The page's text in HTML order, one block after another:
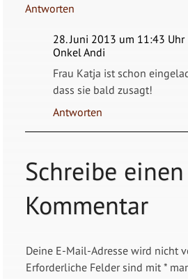
Antworten
28. Juni 2013 um 11:43 Uhr
Onkel Andi
Frau Katja ist schon
dass sie bald zusagt!
Antworten
Schreibe einen
Kommentar
Deine E-Mail-Adresse wird nicht
Erforderliche Felder sind mit *